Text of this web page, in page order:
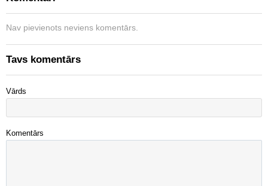
Nav pievienots neviens komentārs.
Tavs komentārs
Vārds
Komentārs